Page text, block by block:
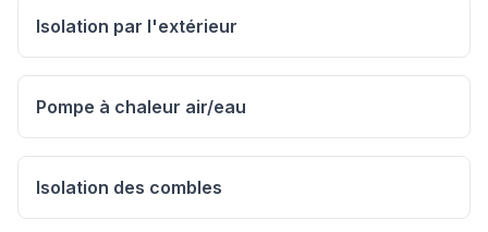
Isolation par l'extérieur
Pompe à chaleur air/eau
Isolation des combles